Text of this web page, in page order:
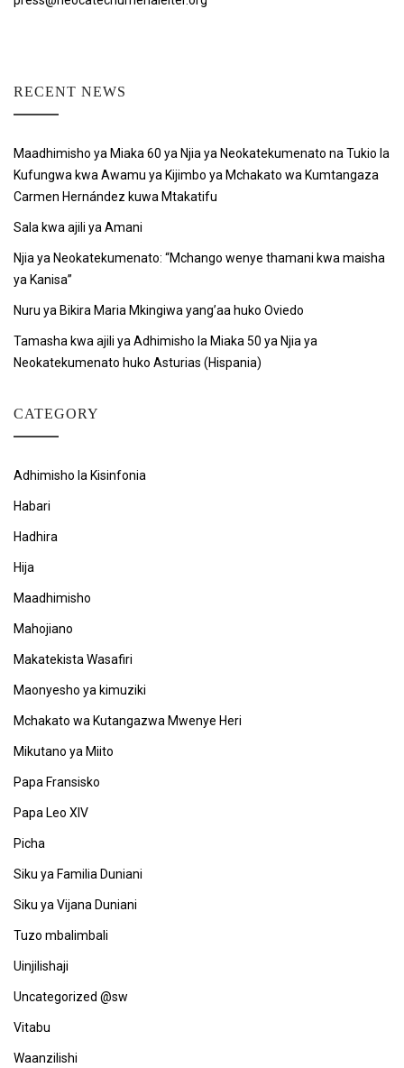
RECENT NEWS
Maadhimisho ya Miaka 60 ya Njia ya Neokatekumenato na Tukio la
Kufungwa kwa Awamu ya Kijimbo ya Mchakato wa Kumtangaza
Carmen Hernández kuwa Mtakatifu
Sala kwa ajili ya Amani
Njia ya Neokatekumenato: “Mchango wenye thamani kwa maisha
ya Kanisa”
Nuru ya Bikira Maria Mkingiwa yang’aa huko Oviedo
Tamasha kwa ajili ya Adhimisho la Miaka 50 ya Njia ya
Neokatekumenato huko Asturias (Hispania)
CATEGORY
Adhimisho la Kisinfonia
Habari
Hadhira
Hija
Maadhimisho
Mahojiano
Makatekista Wasafiri
Maonyesho ya kimuziki
Mchakato wa Kutangazwa Mwenye Heri
Mikutano ya Miito
Papa Fransisko
Papa Leo XIV
Picha
Siku ya Familia Duniani
Siku ya Vijana Duniani
Tuzo mbalimbali
Uinjilishaji
Uncategorized @sw
Vitabu
Waanzilishi